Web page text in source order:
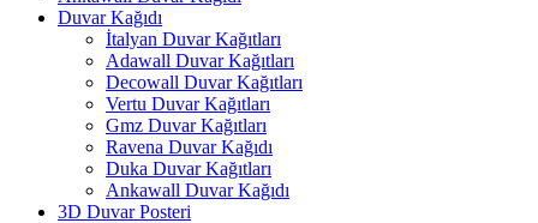
Duvar Kağıdı
İtalyan Duvar Kağıtları
Adawall Duvar Kağıtları
Decowall Duvar Kağıtları
Vertu Duvar Kağıtları
Gmz Duvar Kağıtları
Ravena Duvar Kağıdı
Duka Duvar Kağıtları
Ankawall Duvar Kağıdı
3D Duvar Posteri